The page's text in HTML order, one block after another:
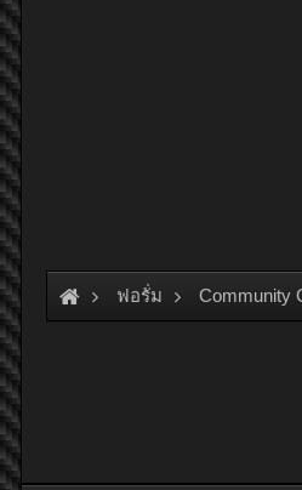
ฟอรั่ม Community